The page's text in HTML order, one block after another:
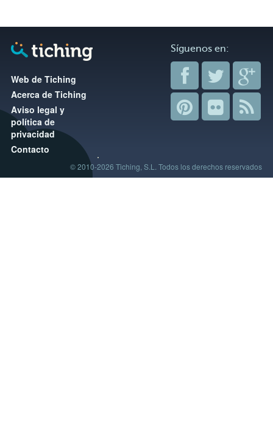
Web de Tiching
Acerca de Tiching
Aviso legal y
política de
privacidad
Contacto
Síguenos en:
© 2010-2026 Tiching, S.L. Todos los derechos reservados